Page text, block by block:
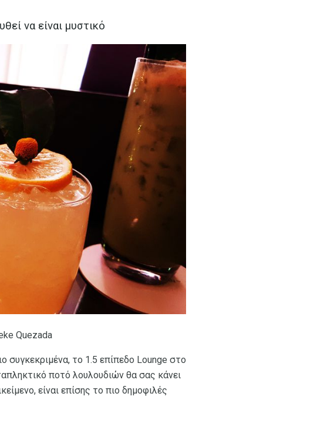
να είναι μυστικό
Quezada
συγκεκριμένα, το 1.5 επίπεδο Lounge στο
ποτό λουλουδιών θα σας κάνει
είναι επίσης το πιο δημοφιλές